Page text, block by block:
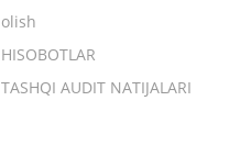
olish
HISOBOTLAR
TASHQI AUDIT NATIJALARI